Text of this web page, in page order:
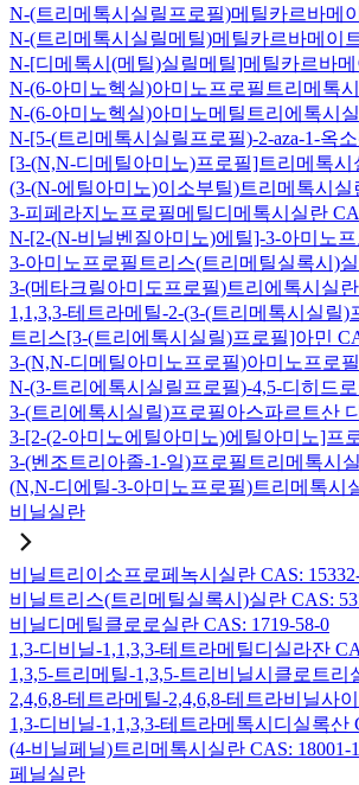
N-(트리메톡시실릴프로필)메틸카르바메
N-(트리메톡시실릴메틸)메틸카르바메이
N-[디메톡시(메틸)실릴메틸]메틸카르바메
N-(6-아미노헥실)아미노프로필트리메톡
N-(6-아미노헥실)아미노메틸트리에톡시
N-[5-(트리메톡시실릴프로필)-2-aza-1-옥
[3-(N,N-디메틸아미노)프로필]트리메톡시
(3-(N-에틸아미노)이소부틸)트리메톡시실
3-피페라지노프로필메틸디메톡시실란
N-[2-(N-비닐벤질아미노)에틸]-3-아미노
3-아미노프로필트리스(트리메틸실록시)실
3-(메타크릴아미도프로필)트리에톡시실란
1,1,3,3-테트라메틸-2-(3-(트리메톡시실릴)
트리스[3-(트리에톡시실릴)프로필]아민
3-(N,N-디메틸아미노프로필)아미노프로
N-(3-트리에톡시실릴프로필)-4,5-디히드
3-(트리에톡시실릴)프로필아스파르트산
3-[2-(2-아미노에틸아미노)에틸아미노]프
3-(벤조트리아졸-1-일)프로필트리메톡시
(N,N-디에틸-3-아미노프로필)트리메톡시
비닐실란
비닐트리이소프로페녹시실란 CAS:
비닐트리스(트리메틸실록시)실란 CAS:
비닐디메틸클로로실란 CAS: 1719-58-0
1,3-디비닐-1,1,3,3-테트라메틸디실라잔
1,3,5-트리메틸-1,3,5-트리비닐시클로트리
2,4,6,8-테트라메틸-2,4,6,8-테트라비닐사
1,3-디비닐-1,1,3,3-테트라메톡시디실록산
(4-비닐페닐)트리메톡시실란 CAS: 18001-
페닐실란